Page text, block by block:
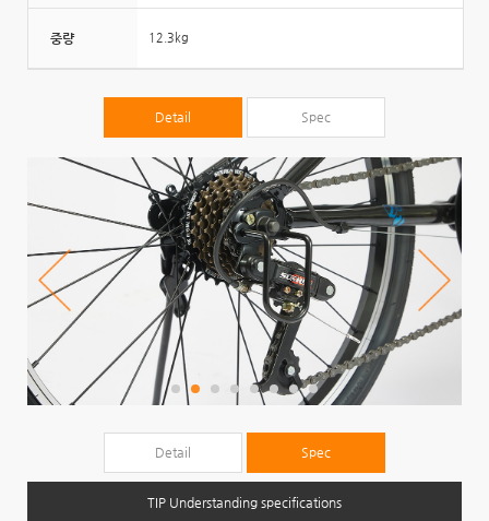
중량 12.3kg
Detail Spec
Detail Spec
TIP Understanding specifications